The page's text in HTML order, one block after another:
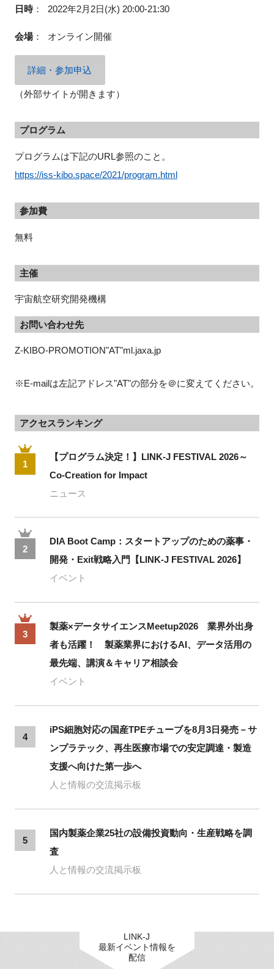
日時： 2022年2月2日(水) 20:00-21:30
会場： オンライン開催
詳細・参加申込
（外部サイトが開きます）
プログラム
プログラムは下記のURL参照のこと。
https://iss-kibo.space/2021/program.html
参加費
無料
主催
宇宙航空研究開発機構
お問い合わせ先
Z-KIBO-PROMOTION"AT"ml.jaxa.jp
※E-mailは左記アドレス"AT"の部分を＠に変えてください。
アクセスランキング
1
【プログラム決定！】LINK-J FESTIVAL 2026～
Co-Creation for Impact
ニュース
2
DIA Boot Camp：スタートアップのための薬事・
開発・Exit戦略入門【LINK-J FESTIVAL 2026】
イベント
3
製薬×データサイエンスMeetup2026 業界外出身
者も活躍！ 製薬業界におけるAI、データ活用の
最先端、講演＆キャリア相談会
イベント
4
iPS細胞対応の国産TPEチューブを8月3日発売－サ
ンプラテック、再生医療市場での安定調達・製造
支援へ向けた第一歩へ
人と情報の交流掲示板
5
国内製薬企業25社の設備投資動向・生産戦略を調
査
人と情報の交流掲示板
LINK-J
最新イベント情報を
配信